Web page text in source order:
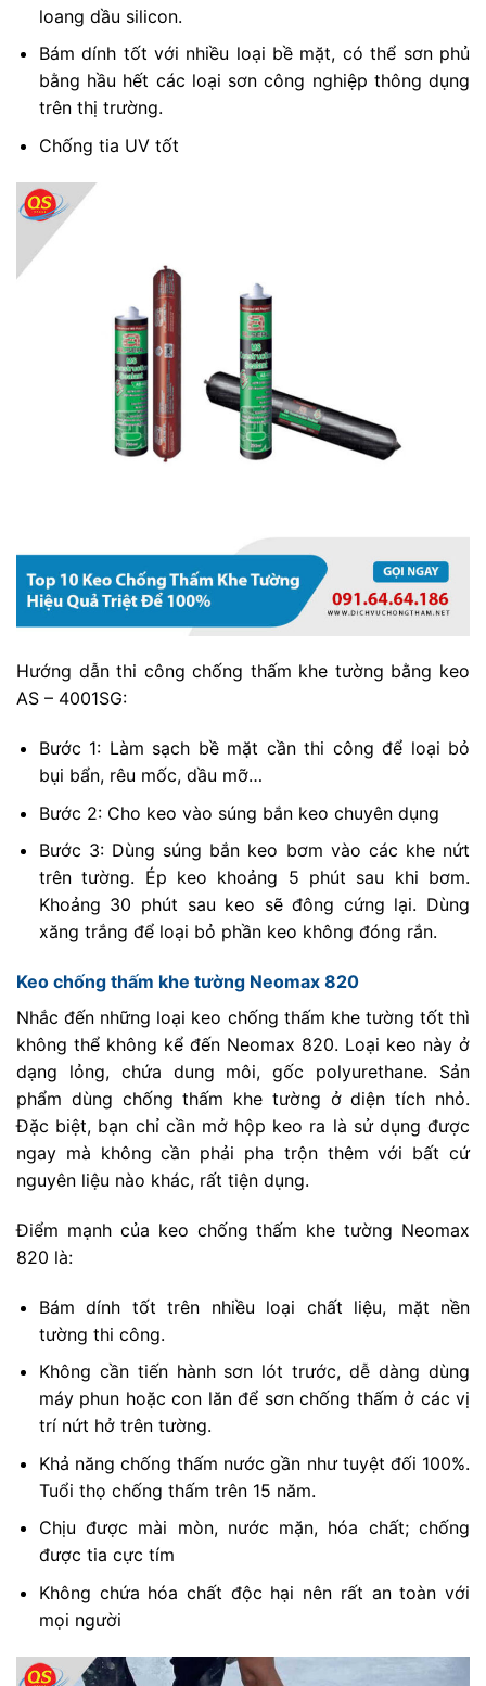
loang dầu silicon.
Bám dính tốt với nhiều loại bề mặt, có thể sơn phủ
bằng hầu hết các loại sơn công nghiệp thông dụng
trên thị trường.
Chống tia UV tốt
Hướng dẫn thi công chống thấm khe tường bằng keo
AS – 4001SG:
Bước 1: Làm sạch bề mặt cần thi công để loại bỏ
bụi bẩn, rêu mốc, dầu mỡ…
Bước 2: Cho keo vào súng bắn keo chuyên dụng
Bước 3: Dùng súng bắn keo bơm vào các khe nứt
trên tường. Ép keo khoảng 5 phút sau khi bơm.
Khoảng 30 phút sau keo sẽ đông cứng lại. Dùng
xăng trắng để loại bỏ phần keo không đóng rắn.
Keo chống thấm khe tường Neomax 820
Nhắc đến những loại keo chống thấm khe tường tốt thì
không thể không kể đến Neomax 820. Loại keo này ở
dạng lỏng, chứa dung môi, gốc polyurethane. Sản
phẩm dùng chống thấm khe tường ở diện tích nhỏ.
Đặc biệt, bạn chỉ cần mở hộp keo ra là sử dụng được
ngay mà không cần phải pha trộn thêm với bất cứ
nguyên liệu nào khác, rất tiện dụng.
Điểm mạnh của keo chống thấm khe tường Neomax
820 là:
Bám dính tốt trên nhiều loại chất liệu, mặt nền
tường thi công.
Không cần tiến hành sơn lót trước, dễ dàng dùng
máy phun hoặc con lăn để sơn chống thấm ở các vị
trí nứt hở trên tường.
Khả năng chống thấm nước gần như tuyệt đối 100%.
Tuổi thọ chống thấm trên 15 năm.
Chịu được mài mòn, nước mặn, hóa chất; chống
được tia cực tím
Không chứa hóa chất độc hại nên rất an toàn với
mọi người